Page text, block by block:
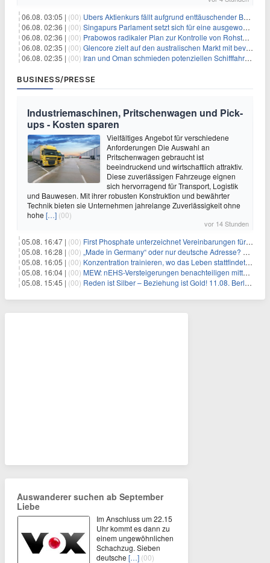
06.08. 03:05 | (00) Ubers Aktienkurs fällt aufgrund enttäuschender Buchungsprognose
06.08. 02:36 | (00) Singapurs Parlament setzt sich für eine ausgewogene wirtschaftliche Zukunft ein
06.08. 02:36 | (00) Prabowos radikaler Plan zur Kontrolle von Rohstoffexporten steht vor konkurrierenden Visionen
06.08. 02:35 | (00) Glencore zielt auf den australischen Markt mit bevorstehendem Sekundärlisting
06.08. 02:35 | (00) Iran und Oman schmieden potenziellen Schifffahrtsvertrag im Hormuskanal
BUSINESS/PRESSE
Industriemaschinen, Pritschenwagen und Pick-
ups - Kosten sparen
Vielfältiges Angebot für verschiedene
Anforderungen Die Auswahl an
Pritschenwagen gebraucht ist
beeindruckend und wirtschaftlich attraktiv.
Diese zuverlässigen Fahrzeuge eignen
sich hervorragend für Transport, Logistik
und Bauwesen. Mit ihrer robusten Konstruktion und bewährter
Technik bieten sie Unternehmen jahrelange Zuverlässigkeit ohne
hohe […] (00)
vor 14 Stunden
05.08. 16:47 | (00) First Phosphate unterzeichnet Vereinbarungen für nicht zu refundierende Zuwendungen in Höhe von 4,84 Mio. $ von der kanadischen Regierung für Straßeninfrastruktur und Stromübertragungsleitungen
05.08. 16:28 | (00) „Made in Germany“ oder nur deutsche Adresse? So erkennen Sie, wo Ihre Leiterplatten wirklich gefertigt werden
05.08. 16:05 | (00) Konzentration trainieren, wo das Leben stattfindet: Mobile EEG-Technologie bringt Neurofeedback in den Alltag
05.08. 16:04 | (00) MEW: nEHS-Versteigerungen benachteiligen mittelständische Unternehmen
05.08. 15:45 | (00) Reden ist Silber – Beziehung ist Gold! 11.08. Berlin – 18:30 Uhr
Auswanderer suchen ab September
Liebe
Im Anschluss um 22.15
Uhr kommt es dann zu
einem ungewöhnlichen
Schachzug. Sieben
deutsche […] (00)